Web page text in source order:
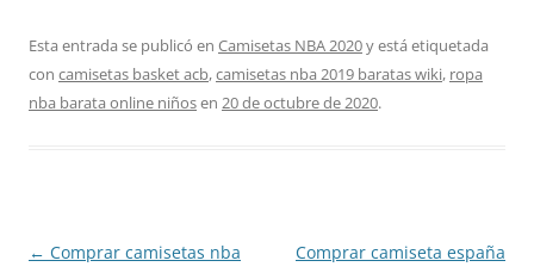
Esta entrada se publicó en Camisetas NBA 2020y está etiquetada
con camisetas basket acb,camisetas nba 2019 baratas wiki, ropa
nba barata online niñosen 20 de octubre de 2020.
Navegación
← Comprar camisetas nba Comprar camiseta españa